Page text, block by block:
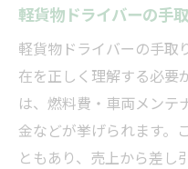
軽貨物ドライバーの手
軽貨物ドライバーの手取
在を正しく理解する必要
は、燃料費・車両メンテ
金などが挙げられます。
ともあり、売上から差し